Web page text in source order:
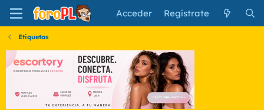
Acceder Regístrate
Etiquetas